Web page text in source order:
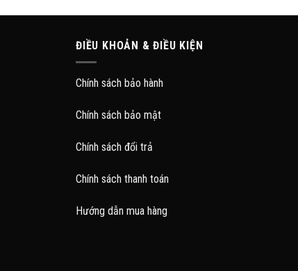
ĐIỀU KHOẢN & ĐIỀU KIỆN
Chính sách bảo hành
Chính sách bảo mật
Chính sách đổi trả
Chính sách thanh toán
Hướng dẫn mua hàng